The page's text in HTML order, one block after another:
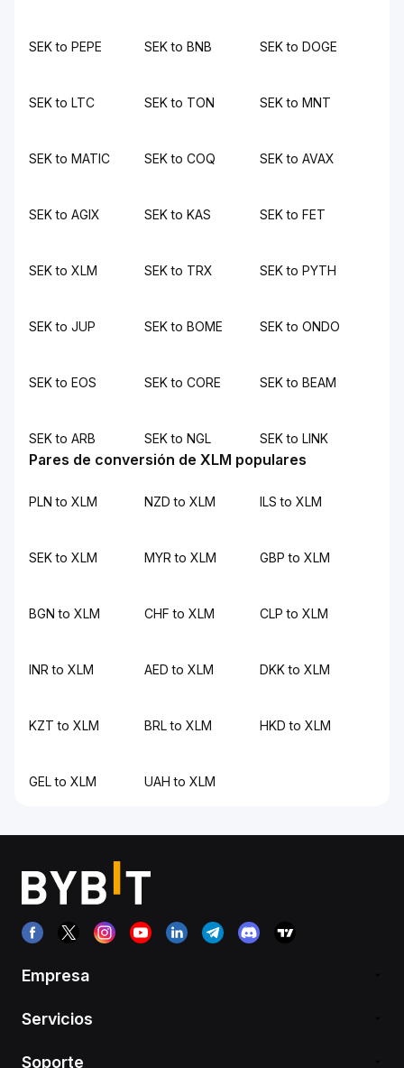
SEK to PEPE SEK to BNB SEK to DOGE
SEK to LTC SEK to TON SEK to MNT
SEK to MATIC SEK to COQ SEK to AVAX
SEK to AGIX SEK to KAS SEK to FET
SEK to XLM SEK to TRX SEK to PYTH
SEK to JUP SEK to BOME SEK to ONDO
SEK to EOS SEK to CORE SEK to BEAM
SEK to ARB SEK to NGL SEK to LINK
Pares de conversión de XLM populares
PLN to XLM NZD to XLM ILS to XLM
SEK to XLM MYR to XLM GBP to XLM
BGN to XLM CHF to XLM CLP to XLM
INR to XLM AED to XLM DKK to XLM
KZT to XLM BRL to XLM HKD to XLM
GEL to XLM UAH to XLM
Empresa
Servicios
Soporte